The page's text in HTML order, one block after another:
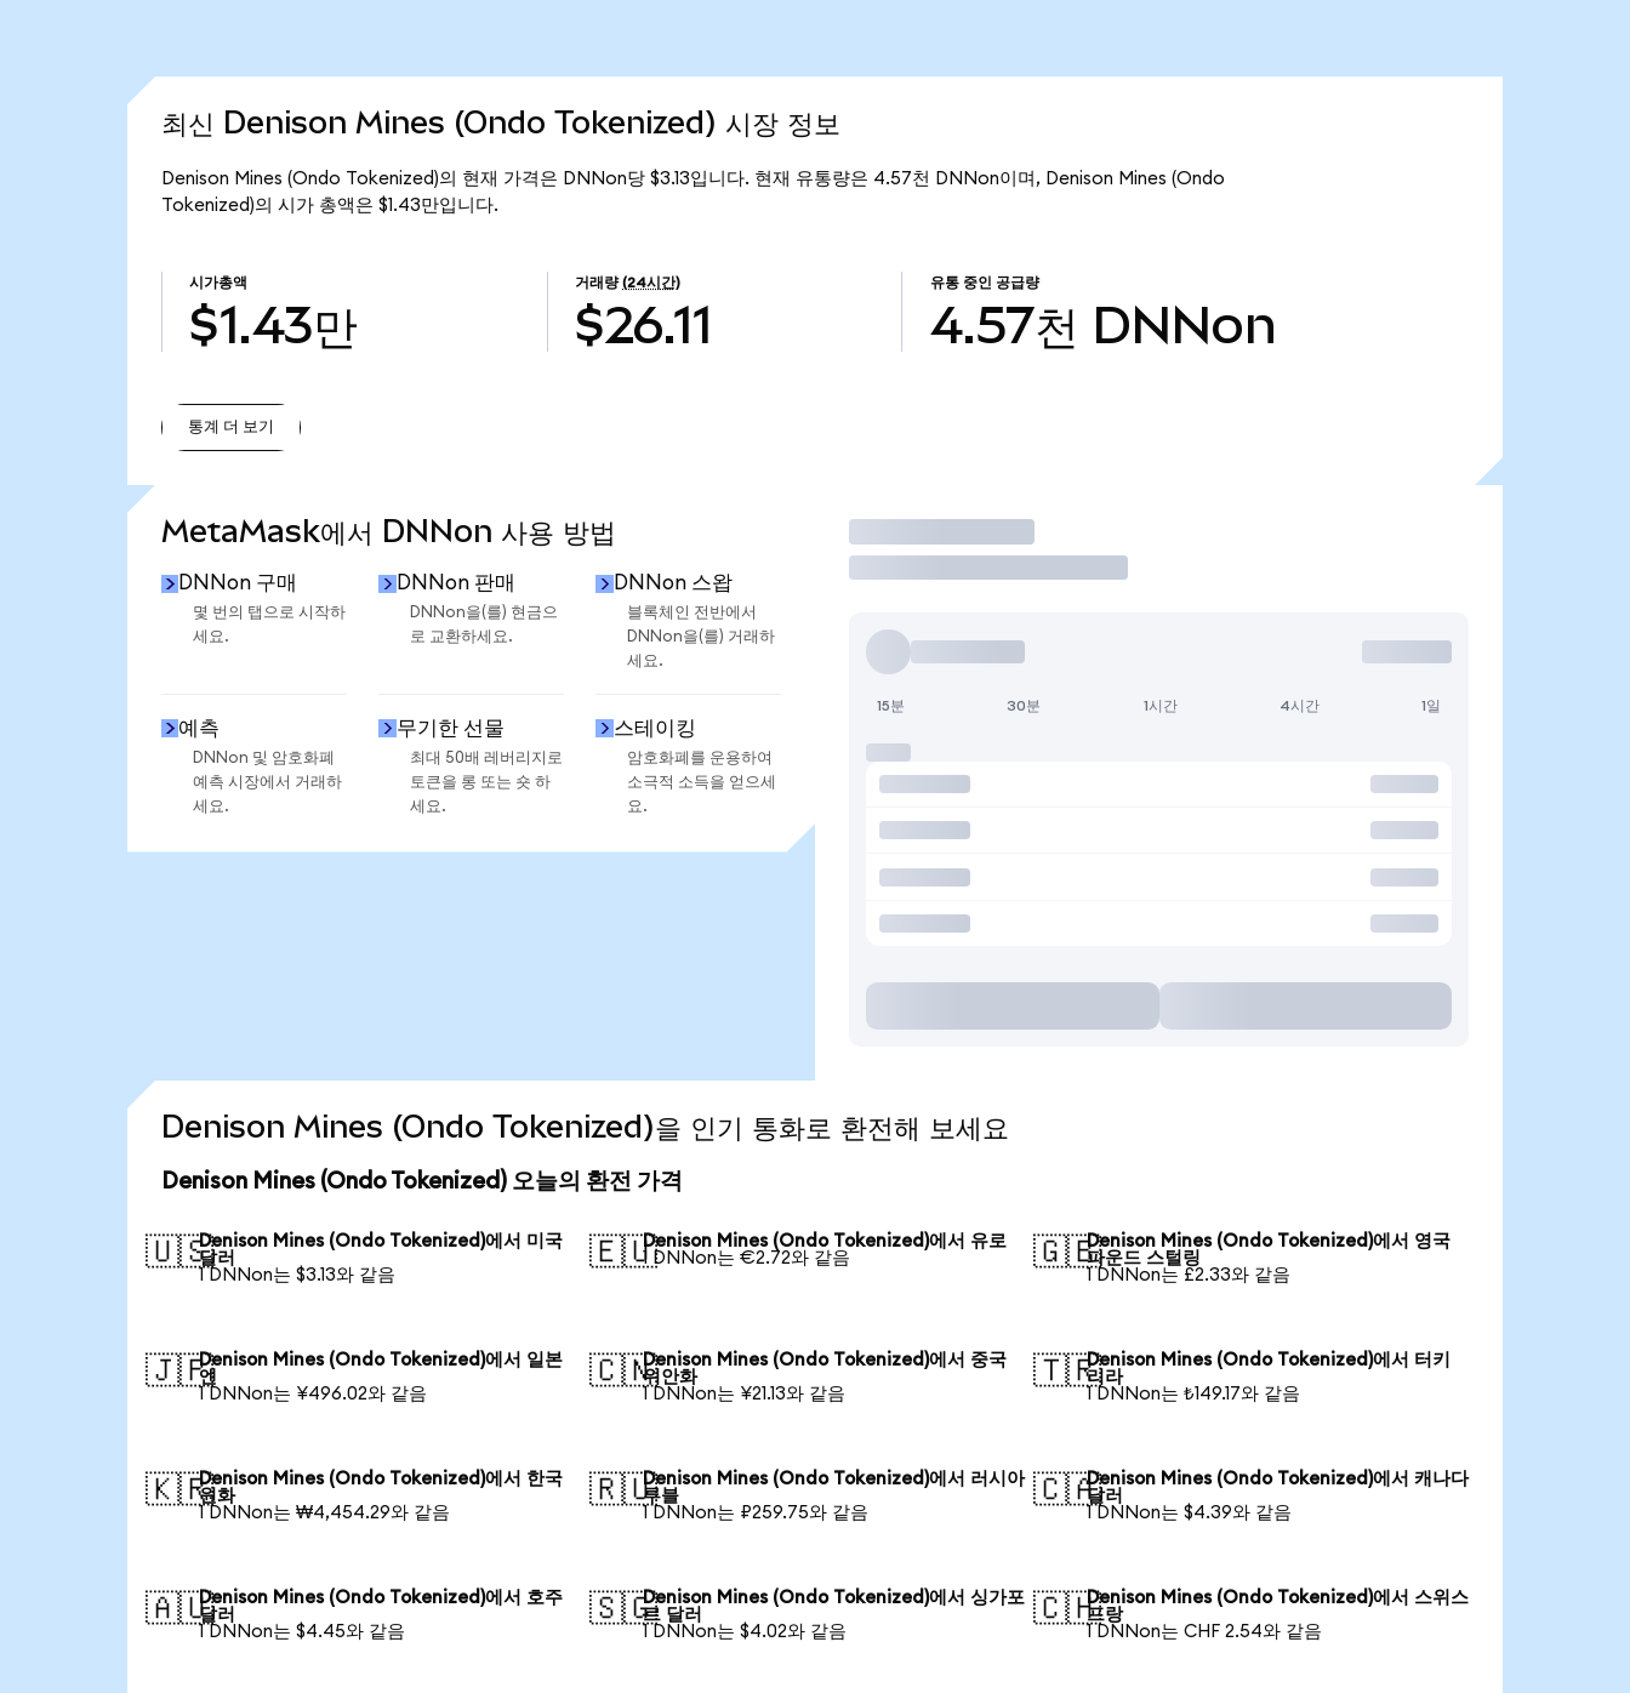
최신 Denison Mines (Ondo Tokenized) 시장 정보
Denison Mines (Ondo Tokenized)의 현재 가격은 DNNon당 $3.13입니다. 현재 유통량은 4.57천 DNNon이며, Denison Mines (Ondo
Tokenized)의 시가 총액은 $1.43만입니다.
시가총액
$1.43만
거래량 (24시간)
$26.11
유통 중인 공급량
4.57천 DNNon
통계 더 보기
MetaMask에서 DNNon 사용 방법
DNNon 구매
몇 번의 탭으로 시작하
세요.
DNNon 판매
DNNon을(를) 현금으
로 교환하세요.
DNNon 스왑
블록체인 전반에서
DNNon을(를) 거래하
세요.
예측
DNNon 및 암호화폐
예측 시장에서 거래하
세요.
무기한 선물
최대 50배 레버리지로
토큰을 롱 또는 숏 하
세요.
스테이킹
암호화폐를 운용하여
소극적 소득을 얻으세
요.
거래
15분 30분 1시간 4시간 1일
Denison Mines (Ondo Tokenized)을 인기 통화로 환전해 보세요
Denison Mines (Ondo Tokenized) 오늘의 환전 가격
🇺🇸Denison Mines (Ondo Tokenized)에서 미국
달러
1 DNNon는 $3.13와 같음
🇪🇺Denison Mines (Ondo Tokenized)에서 유로
1 DNNon는 €2.72와 같음
🇬🇧Denison Mines (Ondo Tokenized)에서 영국
파운드 스털링
1 DNNon는 £2.33와 같음
🇯🇵Denison Mines (Ondo Tokenized)에서 일본
엔
1 DNNon는 ¥496.02와 같음
🇨🇳Denison Mines (Ondo Tokenized)에서 중국
위안화
1 DNNon는 ¥21.13와 같음
🇹🇷Denison Mines (Ondo Tokenized)에서 터키
리라
1 DNNon는 ₺149.17와 같음
🇰🇷Denison Mines (Ondo Tokenized)에서 한국
원화
1 DNNon는 ₩4,454.29와 같음
🇷🇺Denison Mines (Ondo Tokenized)에서 러시아
루블
1 DNNon는 ₽259.75와 같음
🇨🇦Denison Mines (Ondo Tokenized)에서 캐나다
달러
1 DNNon는 $4.39와 같음
🇦🇺Denison Mines (Ondo Tokenized)에서 호주
달러
1 DNNon는 $4.45와 같음
🇸🇬Denison Mines (Ondo Tokenized)에서 싱가포
르 달러
1 DNNon는 $4.02와 같음
🇨🇭Denison Mines (Ondo Tokenized)에서 스위스
프랑
1 DNNon는 CHF 2.54와 같음